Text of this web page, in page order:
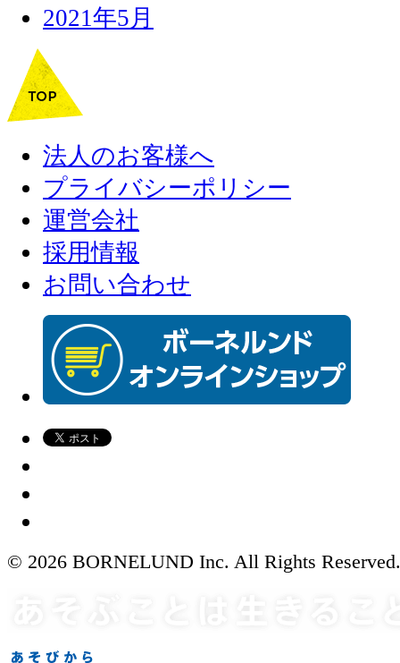
2021年5月
法人のお客様へ
プライバシーポリシー
運営会社
採用情報
お問い合わせ
© 2026 BORNELUND Inc. All Rights Reserved.